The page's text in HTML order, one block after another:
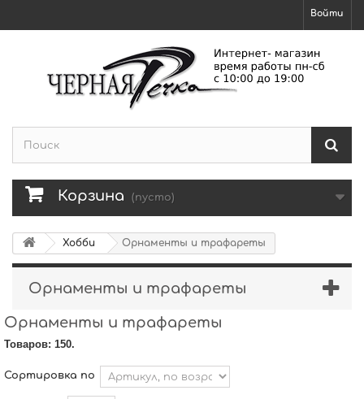
Войти
Корзина (пусто)
Хобби Орнаменты и трафареты
Орнаменты и трафареты
Орнаменты и трафареты
Товаров: 150.
Сортировка по